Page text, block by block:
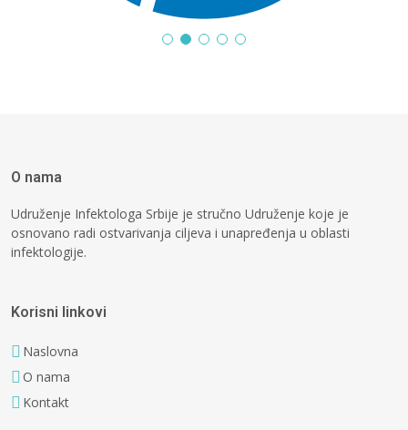
O nama
Udruženje Infektologa Srbije je stručno Udruženje koje je
osnovano radi ostvarivanja ciljeva i unapređenja u oblasti
infektologije.
Korisni linkovi
Naslovna
O nama
Kontakt